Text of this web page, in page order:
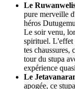
Le
pure merveille
héros
Le soir venu,
spirituel. L'effet
tes chaussures,
tour du stupa
expérience
Le
apogée, ce